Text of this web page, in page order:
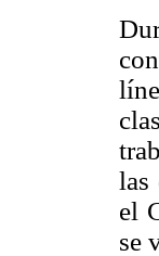
las
el
se